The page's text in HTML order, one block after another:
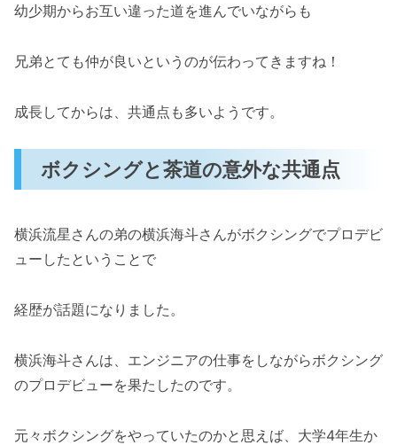
幼少期からお互い違った道を進んでいながらも
兄弟とても仲が良いというのが伝わってきますね！
成長してからは、共通点も多いようです。
ボクシングと茶道の意外な共通点
横浜流星さんの弟の横浜海斗さんがボクシングでプロデビ
ューしたということで
経歴が話題になりました。
横浜海斗さんは、エンジニアの仕事をしながらボクシング
のプロデビューを果たしたのです。
元々ボクシングをやっていたのかと思えば、大学4年生か